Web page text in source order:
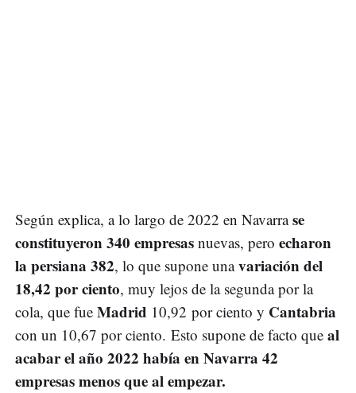
Según explica, a lo largo de 2022 en Navarrase
constituyeron 340 empresas nuevas, pero echaron
la persiana 382, lo que supone unavariación del
18,42 por ciento, muy lejos de la segunda por la
cola, que fue Madrid 10,92 por ciento y Cantabria
con un 10,67 por ciento. Esto supone de facto que al
acabar el año 2022 había en Navarra 42
empresas menos que al empezar.